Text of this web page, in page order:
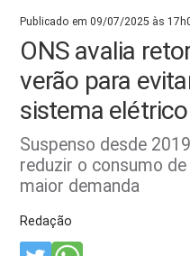
Publicado em 09/07/2025 às
ONS avalia
verão para
sistema elétrico
Suspenso desde
reduzir o consumo
maior demanda
Redação